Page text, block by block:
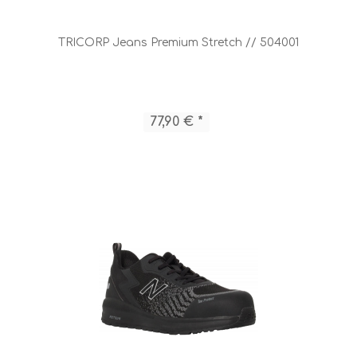
TRICORP Jeans Premium Stretch // 504001
77,90 € *